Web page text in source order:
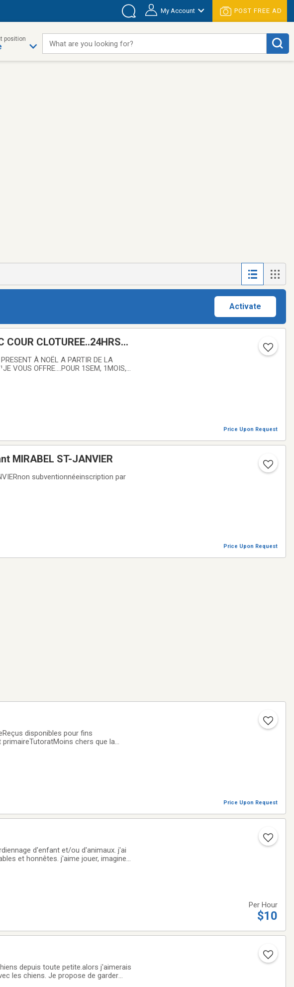
My Account POST FREE AD
position
What are you looking for?
Activate
COUR CLOTUREE..24HRS
À NOËL A PARTIR DE LA
VOUS OFFRE....POUR 1SEM, 1MOIS,
Price Upon Request
MIRABEL ST-JANVIER
subventionnéeinscription par
Price Upon Request
disponibles pour fins
chers que la
Price Upon Request
d'enfant et/ou d'animaux. j'ai
et honnêtes. j'aime jouer, imaginer
Per Hour
$10
depuis toute petite.alors j'aimerais
les chiens. Je propose de garder